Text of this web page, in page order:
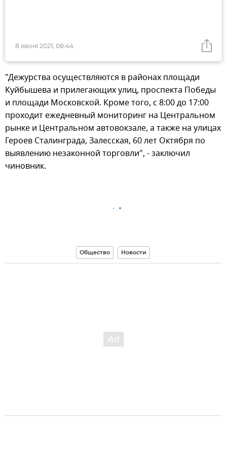
8 июня 2021, 08:44
"Дежурства осуществляются в районах площади
Куйбышева и прилегающих улиц, проспекта Победы
и площади Московской. Кроме того, с 8:00 до 17:00
проходит ежедневный мониторинг на Центральном
рынке и Центральном автовокзале, а также на улицах
Героев Сталинграда, Залесская, 60 лет Октября по
выявлению незаконной торговли", - заключил
чиновник.
Общество Новости